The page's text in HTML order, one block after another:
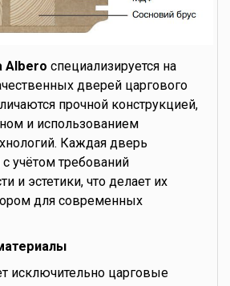
Albero специализируется на
дверей царгового
прочной конструкцией,
и использованием
Каждая дверь
с учётом требований
и эстетики, что делает их
для современных
исключительно царговые